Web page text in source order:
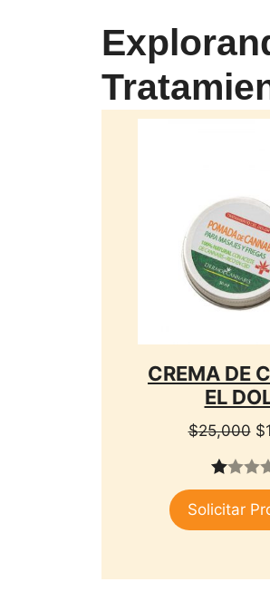
CREMA DE
EL
$25,000 El
$
1.
00
Solicitar